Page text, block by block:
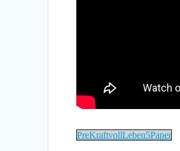
PreKraftvollLeben5Paper